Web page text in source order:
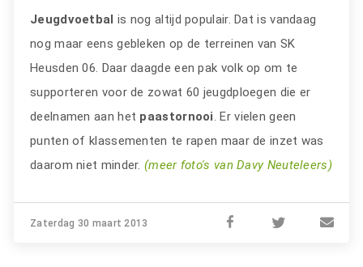
Jeugdvoetbal is nog altijd populair. Dat is vandaag
nog maar eens gebleken op de terreinen van SK
Heusden 06. Daar daagde een pak volk op om te
supporteren voor de zowat 60 jeugdploegen die er
deelnamen aan het paastornooi. Er vielen geen
punten of klassementen te rapen maar de inzet was
daarom niet minder. (meer foto's van Davy Neuteleers)
Zaterdag 30 maart 2013